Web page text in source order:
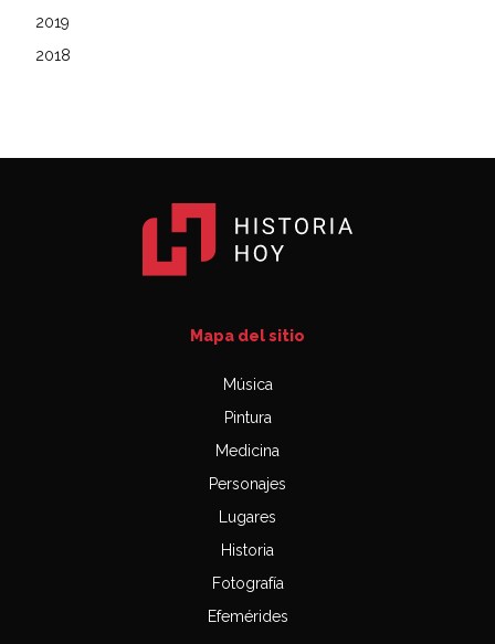
2019
2018
Mapa del sitio
Música
Pintura
Medicina
Personajes
Lugares
Historia
Fotografía
Efemérides